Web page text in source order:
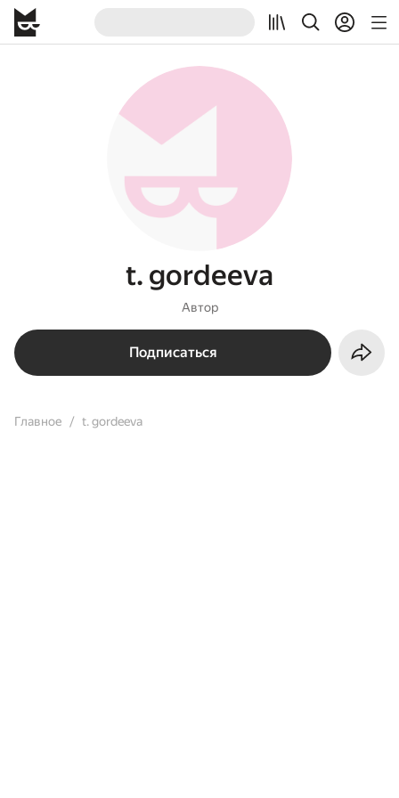
t. gordeeva
Автор
Подписаться
Главное t. gordeeva